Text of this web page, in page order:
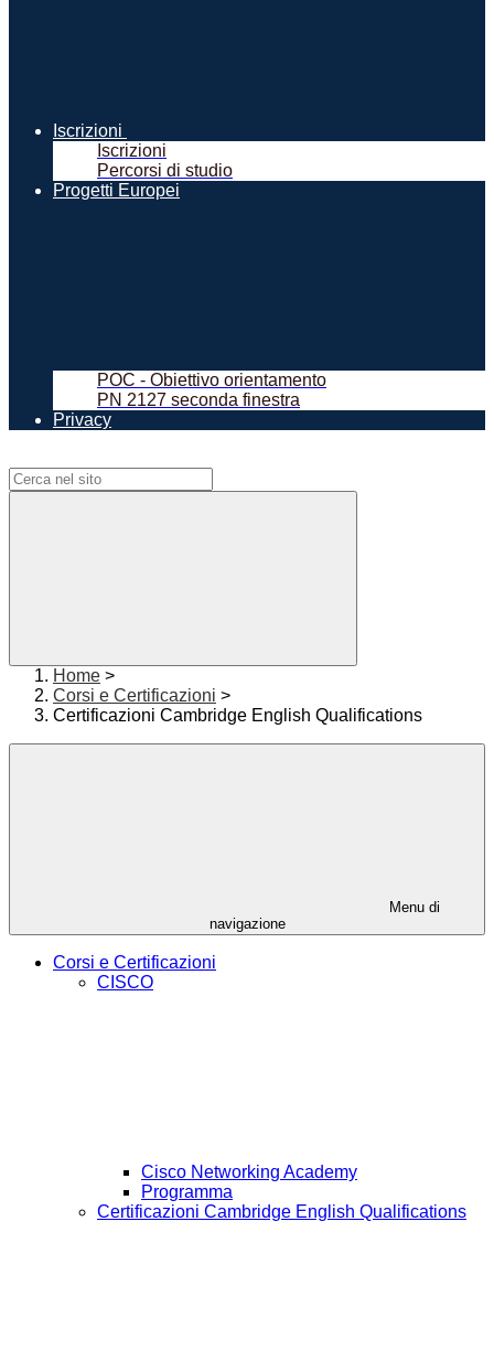
Iscrizioni
Iscrizioni
Percorsi di studio
Progetti Europei
POC - Obiettivo orientamento
PN 2127 seconda finestra
Privacy
Home >
Corsi e Certificazioni >
Certificazioni Cambridge English Qualifications
Menu di
navigazione
Corsi e Certificazioni
CISCO
Cisco Networking Academy
Programma
Certificazioni Cambridge English Qualifications